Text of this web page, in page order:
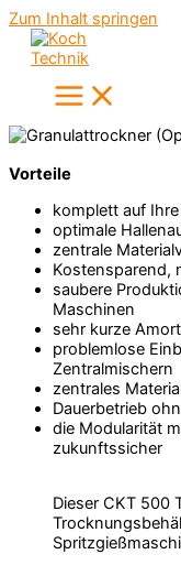
Zum Inhalt springen
Vorteile
komplett auf
optimale
zentrale
Kostensparend,
saubere
Maschinen
sehr kurze
problemlose
Zentralmischern
zentrales
Dauerbetrieb
die Modularität
zukunftssicher
Dieser CKT 500